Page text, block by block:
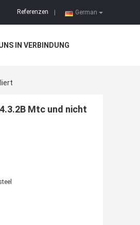
German
Referenzen
IN VERBINDUNG
Mtc und nicht